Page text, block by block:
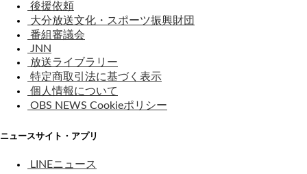
後援依頼
大分放送文化・スポーツ振興財団
番組審議会
JNN
放送ライブラリー
特定商取引法に基づく表示
個人情報について
OBS NEWS Cookieポリシー
ニュースサイト・アプリ
LINEニュース